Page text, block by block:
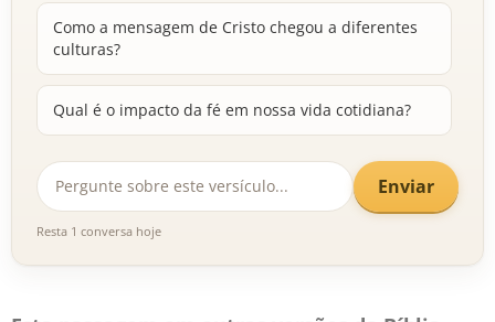
Como a mensagem de Cristo chegou a diferentes
culturas?
Qual é o impacto da fé em nossa vida cotidiana?
Enviar
Resta 1 conversa hoje